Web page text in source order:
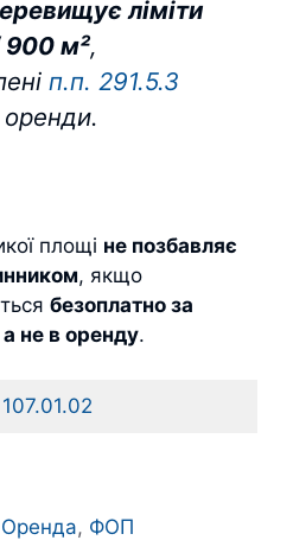
ліміти
м²,
п.п. 291.5.3
площі не позбавляє
, якщо
безоплатно за
не в оренду.
Оренда, ФОП